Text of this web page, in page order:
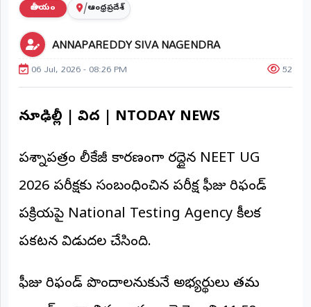
ఆంధ్రప్రదేశ్
ప్రధాన
విభాగాలు
(MAIN)
క్రీడలు
జాతీయం
అంతర్జాతీయం
ఆర్టీఐ
జాతీయం /ఆంధ్రప్రదేశ్
ANNAPAREDDY SIVA NAGENDRA
06 Jul, 2026 - 08:26 PM 52
న్యూఢిల్లీ | విద్య | NTODAY NEWS
ప్రశ్నాపత్రం లీకేజీ కారణంగా రద్దైన NEET UG
2026 పరీక్షకు సంబంధించిన పరీక్ష ఫీజు రిఫండ్
ప్రక్రియపై National Testing Agency కీలక
ప్రకటన విడుదల చేసింది.
ఫీజు రిఫండ్ పొందాలనుకునే అభ్యర్థులు తమ